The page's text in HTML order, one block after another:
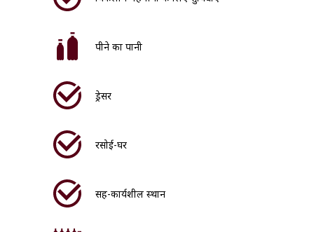
पीने का पानी
ड्रेसर
रसोई-घर
सह-कार्यशील स्थान